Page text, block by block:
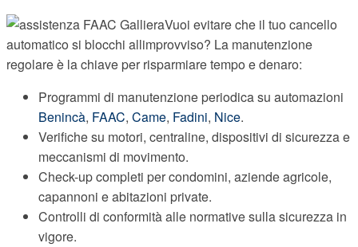
Vuoi evitare che il tuo cancello
automatico si blocchi allimprovviso? La manutenzione
regolare è la chiave per risparmiare tempo e denaro:
Programmi di manutenzione periodica su automazioni
Benincà, FAAC, Came, Fadini, Nice.
Verifiche su motori, centraline, dispositivi di sicurezza e
meccanismi di movimento.
Check-up completi per condomini, aziende agricole,
capannoni e abitazioni private.
Controlli di conformità alle normative sulla sicurezza in
vigore.